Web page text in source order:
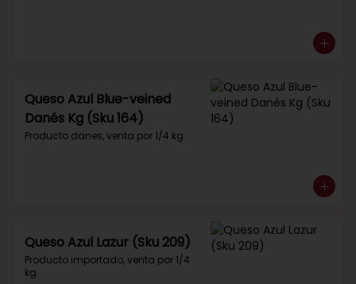
Queso Azul Blue-veined
Danés Kg (Sku 164)
Producto danes, venta por 1/4 kg.
Queso Azul Lazur (Sku 209)
Producto importado, venta por 1/4
kg.